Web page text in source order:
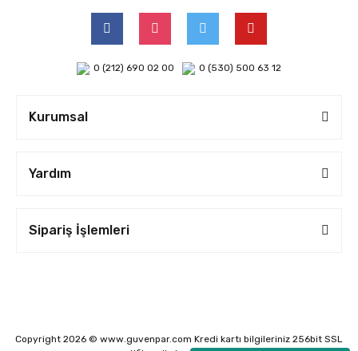
0 (212) 690 02 00 0 (530) 500 63 12
Kurumsal
Yardım
Sipariş İşlemleri
Copyright 2026 © www.guvenpar.com Kredi kartı bilgileriniz 256bit SSL